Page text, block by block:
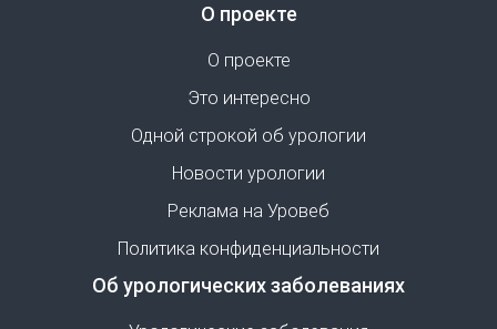
О проекте
О проекте
Это интересно
Одной строкой об урологии
Новости урологии
Реклама на Уровеб
Политика конфиденциальности
Об урологических заболеваниях